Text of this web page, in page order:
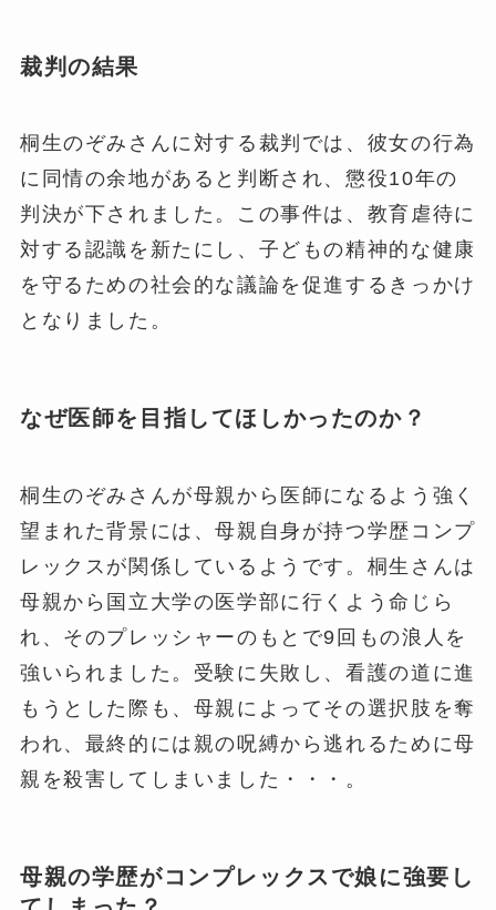
裁判の結果
桐生のぞみさんに対する裁判では、彼女の行為
に同情の余地があると判断され、懲役10年の
判決が下されました。この事件は、教育虐待に
対する認識を新たにし、子どもの精神的な健康
を守るための社会的な議論を促進するきっかけ
となりました。
なぜ医師を目指してほしかったのか？
桐生のぞみさんが母親から医師になるよう強く
望まれた背景には、母親自身が持つ学歴コンプ
レックスが関係しているようです。桐生さんは
母親から国立大学の医学部に行くよう命じら
れ、そのプレッシャーのもとで9回もの浪人を
強いられました。受験に失敗し、看護の道に進
もうとした際も、母親によってその選択肢を奪
われ、最終的には親の呪縛から逃れるために母
親を殺害してしまいました・・・。
母親の学歴がコンプレックスで娘に強要し